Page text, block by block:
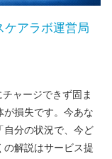
ケアラボ運営局
ャージできず固ま
が損失です。今あな
自分の状況で、今ど
解説はサービス提